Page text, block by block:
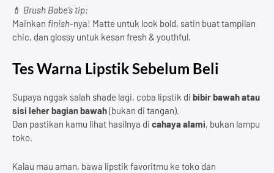
💄 Brush Babe’s tip:
Mainkan finish-nya! Matte untuk look bold, satin buat tampilan
chic, dan glossy untuk kesan fresh & youthful.
Tes Warna Lipstik Sebelum Beli
Supaya nggak salah shade lagi, coba lipstik di bibir bawah atau
sisi leher bagian bawah(bukan di tangan).
Dan pastikan kamu lihat hasilnya di cahaya alami, bukan lampu
toko.
Kalau mau aman, bawa lipstik favoritmu ke toko dan